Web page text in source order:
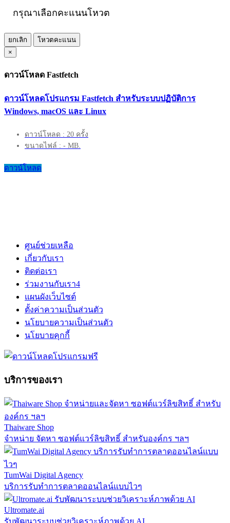
กรุณาเลือกคะแนนโหวต
ยกเลิก
โหวตคะแนน
×
ดาวน์โหลด Fastfetch
ดาวน์โหลดโปรแกรม Fastfetch สำหรับระบบปฏิบัติการ
Windows, macOS และ Linux
ดาวน์โหลด : 20 ครั้ง
ขนาดไฟล์ : - MB.
ดาวน์โหลด
ศูนย์ช่วยเหลือ
เกี่ยวกับเรา
ติดต่อเรา
ร่วมงานกับเรา4
แผนผังเว็บไซต์
ตั้งค่าความเป็นส่วนตัว
นโยบายความเป็นส่วนตัว
นโยบายคุกกี้
บริการของเรา
Thaiware Shop
จำหน่าย จัดหา ซอฟต์แวร์ลิขสิทธิ์ สำหรับองค์กร ฯลฯ
TumWai Digital Agency
บริการรับทำการตลาดออนไลน์แบบไวๆ
Ultromate.ai
รับพัฒนาระบบช่วยวิเคราะห์ภาพด้วย AI